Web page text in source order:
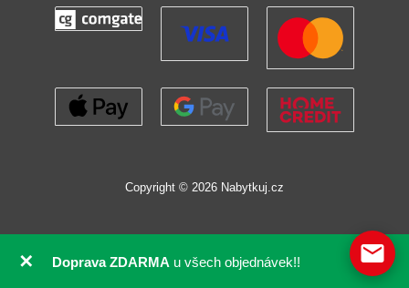
Copyright © 2026 Nabytkuj.cz
GDPR souhlas se soubory cookie pomocí Real Cookie Banneru
✕ Doprava ZDARMA u všech objednávek!!